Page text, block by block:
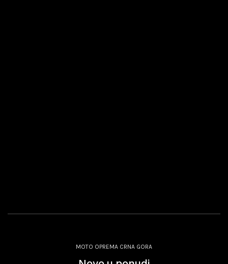
MOTO OPREMA CRNA GORA